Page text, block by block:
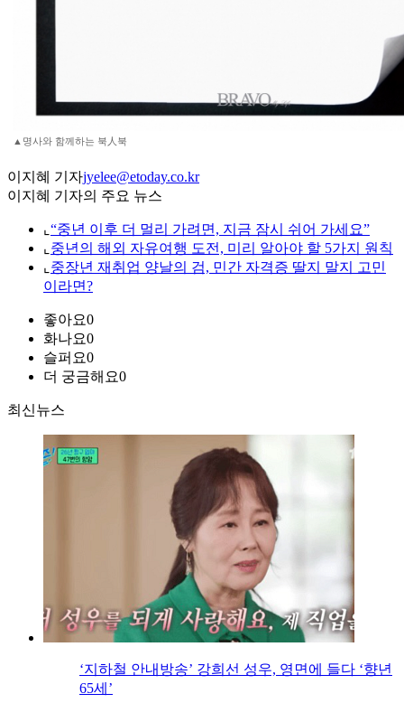
▲명사와 함께하는 북人북
이지혜 기자jyelee@etoday.co.kr
이지혜 기자의 주요 뉴스
⌞ “중년 이후 더 멀리 가려면, 지금 잠시 쉬어 가세요”
⌞ 중년의 해외 자유여행 도전, 미리 알아야 할 5가지 원칙
⌞ 중장년 재취업 양날의 검, 민간 자격증 딸지 말지 고민
이라면?
좋아요0
화나요0
슬퍼요0
더 궁금해요0
최신뉴스
‘지하철 안내방송’ 강희선 성우, 영면에 들다 ‘향년
65세’